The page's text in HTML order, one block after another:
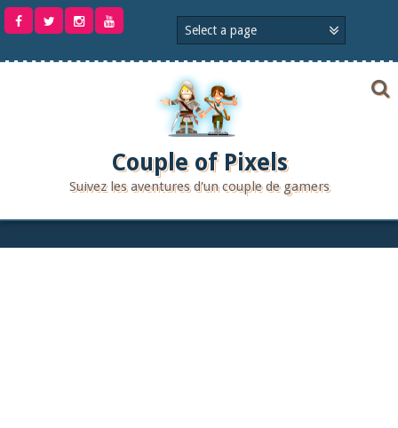
Aller
Couple of Pixels
Suivez les aventures d'un couple de gamers